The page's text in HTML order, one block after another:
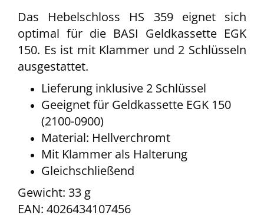
Das Hebelschloss HS 359 eignet sich
optimal für die BASI Geldkassette EGK
150. Es ist mit Klammer und 2 Schlüsseln
ausgestattet.
Lieferung inklusive 2 Schlüssel
Geeignet für Geldkassette EGK 150
(2100-0900)
Material: Hellverchromt
Mit Klammer als Halterung
Gleichschließend
Gewicht: 33 g
EAN: 4026434107456